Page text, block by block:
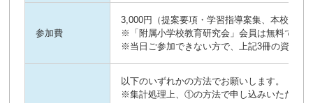
参加費
3,000円（提案要項・学習指導案集、本校授業
※「附属小学校教育研究会」会員は無料です。
※当日ご参加できない方で、上記3冊の資料・
以下のいずれかの方法でお願いします。
※集計処理上、①の方法で申し込みいただけ